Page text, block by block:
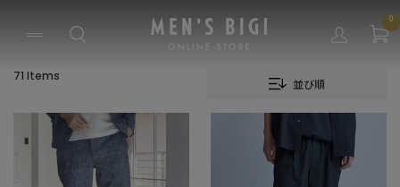
0
71 Items 並び順